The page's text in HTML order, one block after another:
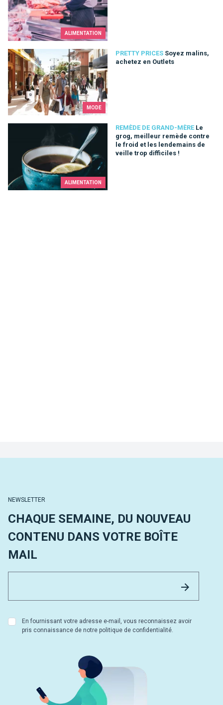
ALIMENTATION
MODE
PRETTY PRICES Soyez malins,
achetez en Outlets
Soyez malins, achetez en Outlets
ALIMENTATION
REMÈDE DE GRAND-MÈRE Le
grog, meilleur remède contre
le froid et les lendemains de
veille trop difficiles !
Le grog, meilleur remède contre le froid et les lendemains
NEWSLETTER
CHAQUE SEMAINE, DU NOUVEAU
CONTENU DANS VOTRE BOÎTE
MAIL
En fournissant votre adresse e-mail, vous reconnaissez avoir
pris connaissance de notre politique de confidentialité.